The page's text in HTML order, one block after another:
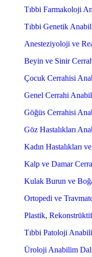
Tıbbi Farmakoloji
Tıbbi Genetik
Anesteziyoloji ve
Beyin ve Sinir
Çocuk Cerrahisi
Genel Cerrahi
Göğüs Cerrahisi
Göz Hastalıkları
Kadın Hastalıkları
Kalp ve Damar
Kulak Burun ve
Ortopedi ve
Plastik,
Tıbbi Patoloji
Üroloji Anabilim